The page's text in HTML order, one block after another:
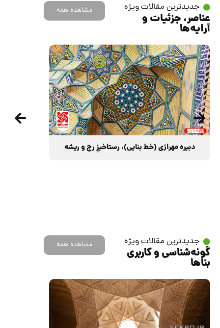
جدیدترین مقالات ویژه
عناصر، جزئیات و
آرایه‌ها
مشاهده همه
دبیره مهرازی (خط بنایی)، رستاخیزِ رج و ریشه
جدیدترین مقالات ویژه
گونه‌شناسی و کاربری
بناها
مشاهده همه